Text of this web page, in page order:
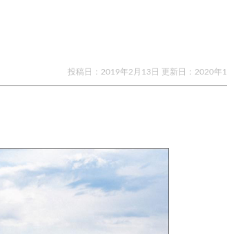
投稿日：2019年2月13日 更新日： 2020年